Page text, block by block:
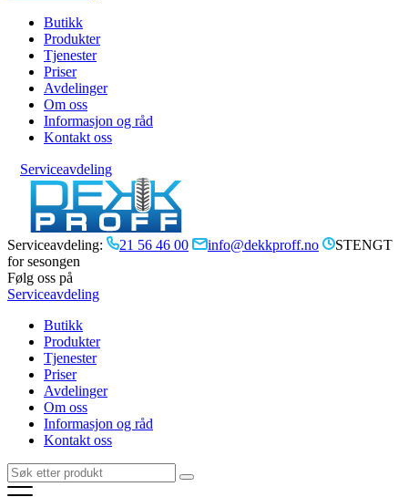
Butikk
Produkter
Tjenester
Priser
Avdelinger
Om oss
Informasjon og råd
Kontakt oss
Serviceavdeling
Serviceavdeling: 21 56 46 00 info@dekkproff.no
STENGT
for sesongen
Følg oss på
Serviceavdeling
Butikk
Produkter
Tjenester
Priser
Avdelinger
Om oss
Informasjon og råd
Kontakt oss